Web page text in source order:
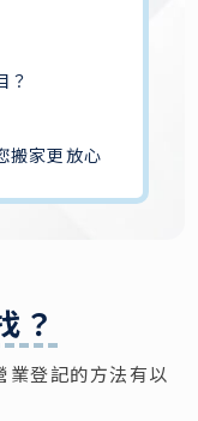
？
搬家更放心
？
業登記的方法有以